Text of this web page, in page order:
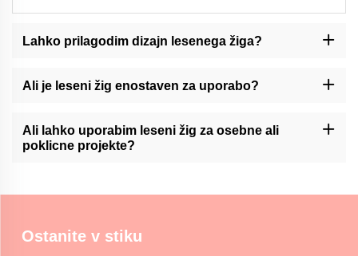
Lahko prilagodim dizajn lesenega žiga?
Prosimo, kontaktirajte našo podporo strankam ali preverite našo
spletno stran za razpoložljive storitve prilagajanja.
Ali je leseni žig enostaven za uporabo?
uporabo. Vendar pa je morda potrebno vaditi, da bi dosegli
dosledne in čiste odtise.
Ali lahko uporabim leseni žig za osebne ali
poklicne projekte?
obrtnim delom, umetninam ali blagovnim znamkam.
Ostanite v stiku